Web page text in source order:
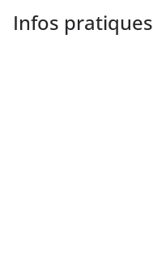
Infos pratiques